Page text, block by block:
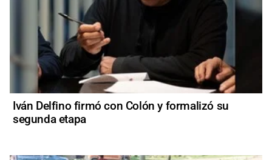
Iván Delfino firmó con Colón y formalizó su
segunda etapa